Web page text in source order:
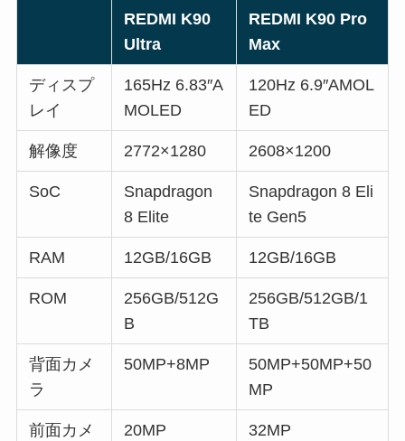
REDMI K90
Ultra
REDMI K90 Pro
Max
ディスプ
レイ
165Hz 6.83″A
MOLED
120Hz 6.9″AMOL
ED
解像度 2772×1280 2608×1200
SoC
Snapdragon
8 Elite
Snapdragon 8 Eli
te Gen5
RAM 12GB/16GB 12GB/16GB
ROM
256GB/512G
B
256GB/512GB/1
TB
背面カメ
ラ
50MP+8MP
50MP+50MP+50
MP
前面カメ
20MP 32MP